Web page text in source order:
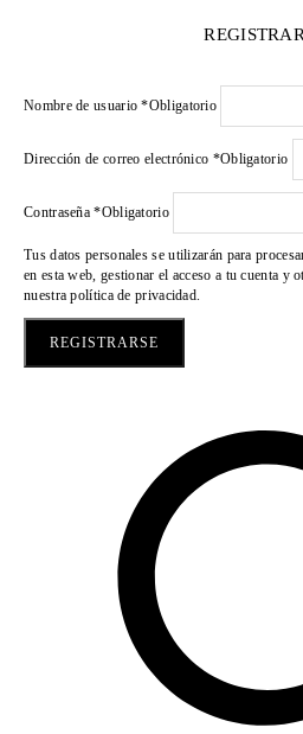
Nombre de usuario*Obligatorio
Dirección de correo electrónico *Obligatorio
Contraseña*Obligatorio
Tus datos personales se utilizarán para
en esta web, gestionar el acceso a tu cuenta y
nuestrapolítica de privacidad
REGISTRARSE